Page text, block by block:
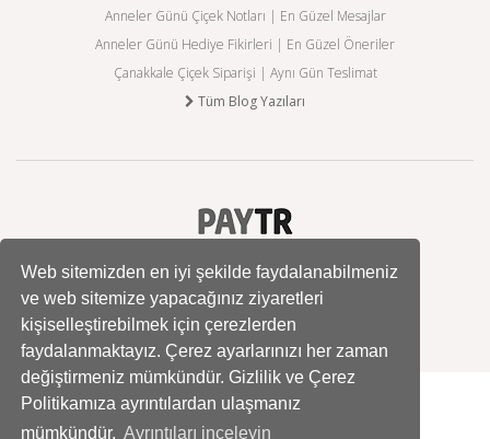
Web sitemizden en iyi şekilde faydalanabilmeniz
ve web sitemize yapacağınız ziyaretleri
kişiselleştirebilmek için çerezlerden
faydalanmaktayız. Çerez ayarlarınızı her zaman
değiştirmeniz mümkündür. Gizlilik ve Çerez
Politikamıza ayrıntılardan ulaşmanız
mümkündür. Ayrıntıları inceleyin
Anneler Günü Çiçek Notları | En Güzel Mesajlar
Anneler Günü Hediye Fikirleri | En Güzel Öneriler
Çanakkale Çiçek Siparişi | Aynı Gün Teslimat
Tüm Blog Yazıları